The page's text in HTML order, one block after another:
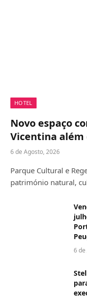
HOTEL
Novo espaço
Vicentina além
6 de Agosto, 2026
Parque Cultural e
património natural,
6 de